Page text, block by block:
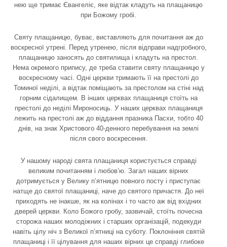
нею ще тримає Євангеліє, яке відтак кладуть на плащаницю
при Божому гробі.
Святу плащаницю, буває, виставляють для почитання аж до
воскресної утрені. Перед утренею, після відправи надгробного,
плащаницю заносять до святилища і кладуть на престол.
Нема окремого припису, де треба ставити святу плащаницю у
воскресному часі. Одні церкви тримають її на престолі до
Томиної неділі, а відтак поміщають за престолом на стіні над
горним сідалищем. В інших церквах плащаниця стоїть на
престолі до неділі Мироносиць. У наших церквах плащаниця
лежить на престолі аж до віддання празника Пасхи, тобто 40
днів, на знак Христового 40-денного перебування на землі
після свого воскресення.
У нашому народі свята плащаниця користується справді
великим почитанням і любов’ю. Загал наших вірних
дотримується у Велику п’ятницю повного посту і приступає
натще до святої плащаниці, наче до святого причастя. До неї
приходять не інакше, як на колінах і то часто аж від вхідних
дверей церкви. Коло Божого гробу, зазвичай, стоїть почесна
сторожа наших молодіжних і старших організацій, подекуди
навіть цілу ніч з Великої п’ятниці на суботу. Поклоніння святій
плащаниці і її цілування для наших вірних це справді глибоке